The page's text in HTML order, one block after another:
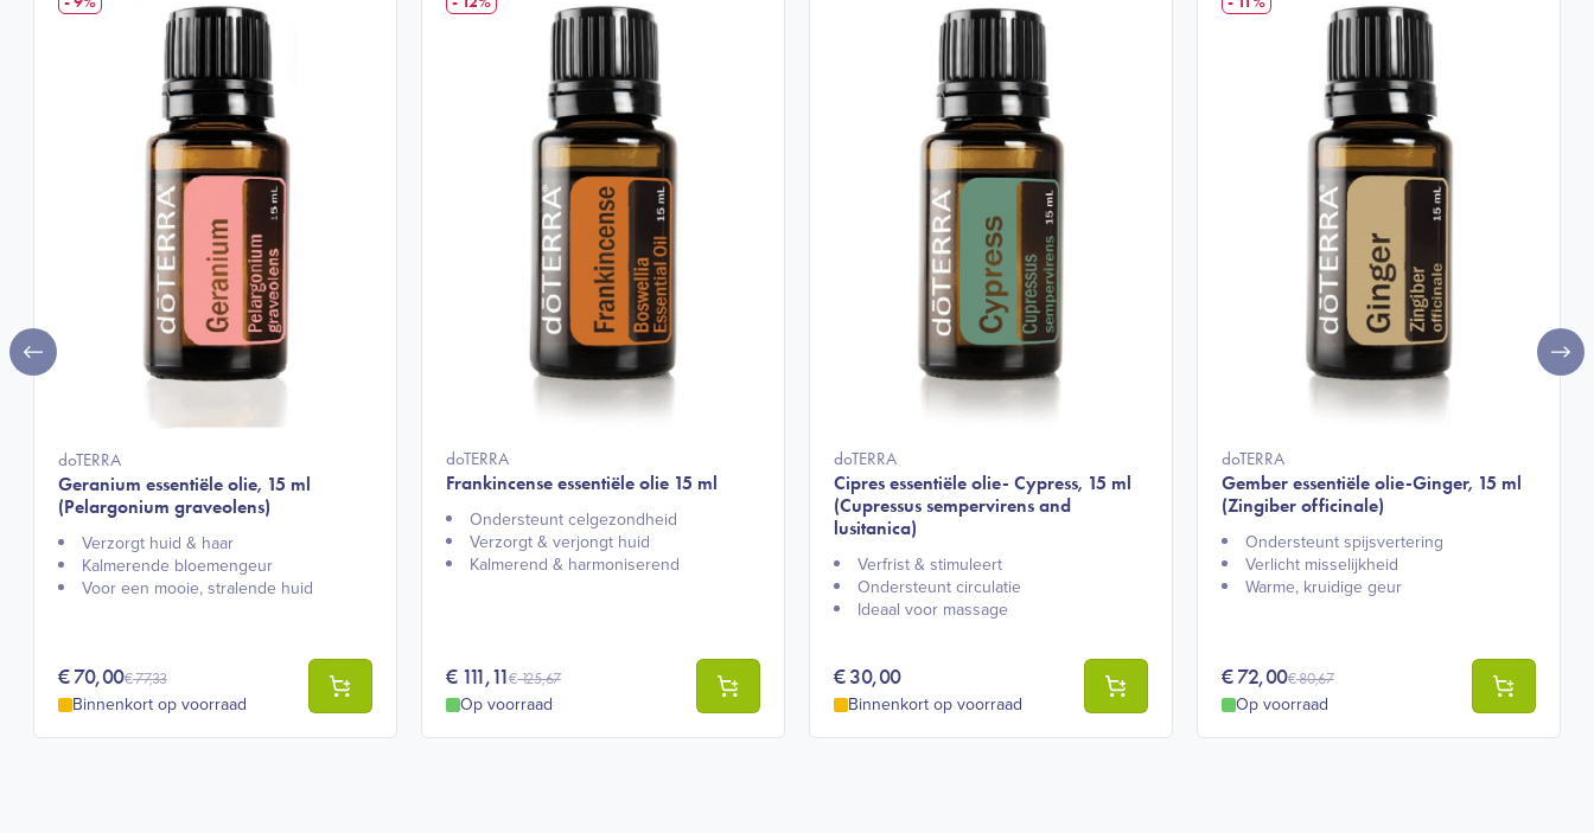
doTERRA
Geranium essentiële olie, 15 ml
(Pelargonium graveolens)
Verzorgt huid & haar​
Kalmerende bloemengeur​
Voor een mooie, stralende huid
€70,00€77,33
Binnenkort op voorraad
doTERRA
Frankincense essentiële olie 15 ml
Ondersteunt celgezondheid​
Verzorgt & verjongt huid​
Kalmerend & harmoniserend​
€111,11€125,67
Op voorraad
doTERRA
Cipres essentiële olie- Cypress, 15 ml
(Cupressus sempervirens and
lusitanica)
Verfrist & stimuleert​
Ondersteunt circulatie​
Ideaal voor massage​
€30,00
Binnenkort op voorraad
doTERRA
Gember essentiële olie-Ginger, 15 ml
(Zingiber officinale)
Ondersteunt spijsvertering​
Verlicht misselijkheid​
Warme, kruidige geur​
€72,00€80,67
Op voorraad